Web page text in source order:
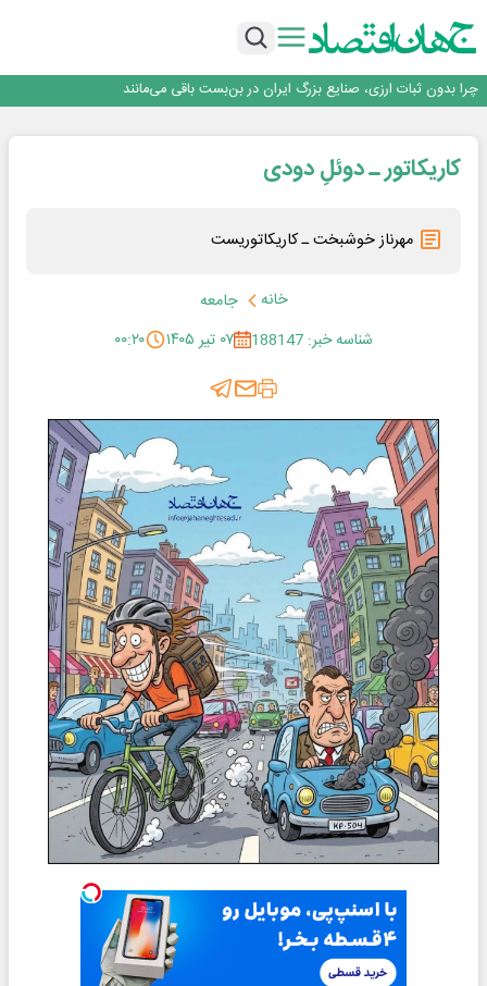
روزنامه ۱۷ مرداد
چرا بدون ثبات ارزی، صنایع بزرگ ایران در بن‌بست باقی می‌مانند
روزنامه ۱۷ مرداد
افزایش قیمت بلیت اتوبوس فصلی شد؟
کاریکاتور ـ دوئلِ دودی
مهرناز خوشبخت ـ کاریکاتوریست
خانه
جامعه
شناسه خبر: 188147
۰۷ تیر ۱۴۰۵ ۰۰:۲۰